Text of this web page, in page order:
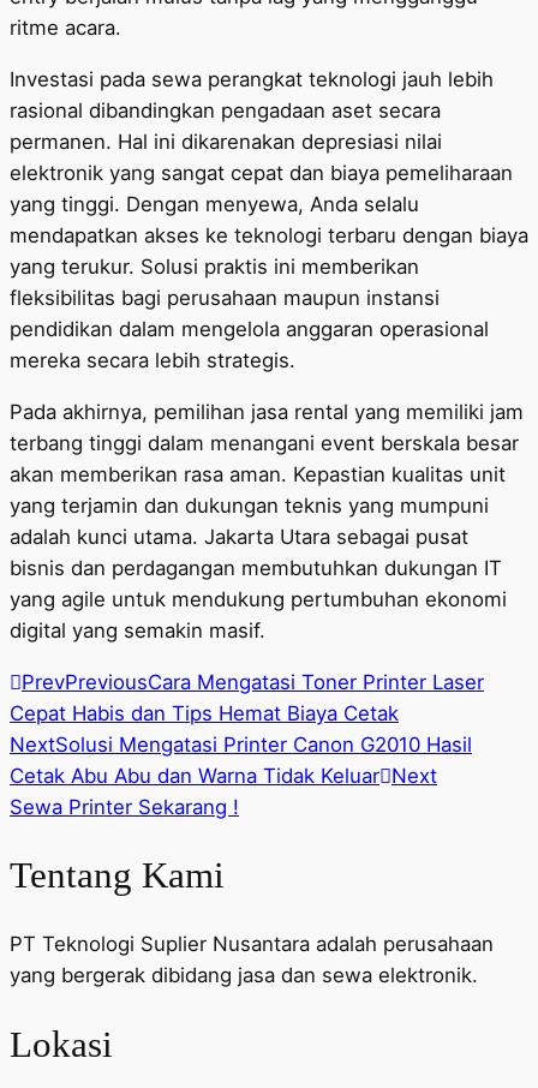
ritme acara.
Investasi pada sewa perangkat teknologi jauh lebih
rasional dibandingkan pengadaan aset secara
permanen. Hal ini dikarenakan depresiasi nilai
elektronik yang sangat cepat dan biaya pemeliharaan
yang tinggi. Dengan menyewa, Anda selalu
mendapatkan akses ke teknologi terbaru dengan biaya
yang terukur. Solusi praktis ini memberikan
fleksibilitas bagi perusahaan maupun instansi
pendidikan dalam mengelola anggaran operasional
mereka secara lebih strategis.
Pada akhirnya, pemilihan jasa rental yang memiliki jam
terbang tinggi dalam menangani event berskala besar
akan memberikan rasa aman. Kepastian kualitas unit
yang terjamin dan dukungan teknis yang mumpuni
adalah kunci utama. Jakarta Utara sebagai pusat
bisnis dan perdagangan membutuhkan dukungan IT
yang agile untuk mendukung pertumbuhan ekonomi
digital yang semakin masif.
PrevPreviousCara Mengatasi Toner Printer Laser
Cepat Habis dan Tips Hemat Biaya Cetak
NextSolusi Mengatasi Printer Canon G2010 Hasil
Cetak Abu Abu dan Warna Tidak Keluar Next
Sewa Printer Sekarang !
Tentang Kami
PT Teknologi Suplier Nusantara adalah perusahaan
yang bergerak dibidang jasa dan sewa elektronik.
Lokasi